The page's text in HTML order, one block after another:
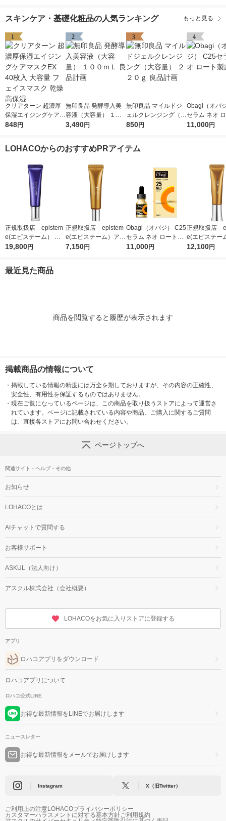
スキンケア・基礎化粧品の人気ランキング もっと見る
1
クリアターン 超濃厚
保湿エイジングケアマ
スクEX 40枚入 大容量
848円
2
無印良品 発酵導入美
容液（大容量） １０
０ｍＬ 良品計画
3,490円
3
無印良品 マイルドジ
ェルクレンジング（大
容量） ２２０ｇ 良品
850円
4
Obagi（オバ
セラム ネオ
薬
11,000円
LOHACOからのおすすめPRアイテム
正規取扱店 epistem
e(エピステーム） ス
テムサイエンスアイ 1
19,800円
正規取扱店 epistem
e(エピステーム）アイ
パーフェクトショット
7,150円
Obagi（オバジ） C25
セラム ネオ ロート製
薬
11,000円
正規取扱店
e(エピステー
パーフェクト
12,100円
最近見た商品
商品を閲覧すると履歴が表示されます
掲載商品の情報について
・ 掲載している情報の精度には万全を期しておりますが、その内容の正確性、
安全性、有用性を保証するものではありません。
・ 現在ご覧になっているページは、この商品を取り扱うストアによって運営さ
れています。ページに記載されている内容や商品、ご購入に関するご質問
は、直接各ストアにお問い合わせください。
ページトップへ
関連サイト・ヘルプ・その他
お知らせ
LOHACOとは
AIチャットで質問する
お客様サポート
ASKUL（法人向け）
アスクル株式会社（会社概要）
LOHACOをお気に入りストアに登録する
アプリ
ロハコアプリをダウンロード
ロハコアプリについて
ロハコ公式LINE
お得な最新情報をLINEでお届けします
ニュースレター
お得な最新情報をメールでお届けします
Instagram X（旧Twitter）
ご利用上の注意LOHACOプライバシーポリシー
カスタマーハラスメントに対する基本方針ご利用規約